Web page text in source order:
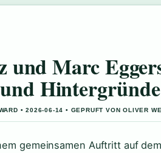
und Marc
Hintergründe
• 2026-06-14 • GEPRUFT VON OLIVER
gemeinsamen Auftritt auf